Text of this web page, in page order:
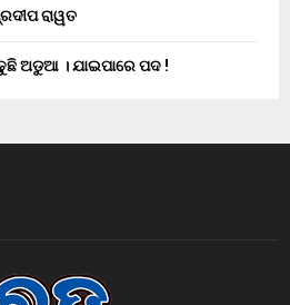
ରାୱତ
ଅଡୁଆ । ଯାଇପାରେ ପଦ !